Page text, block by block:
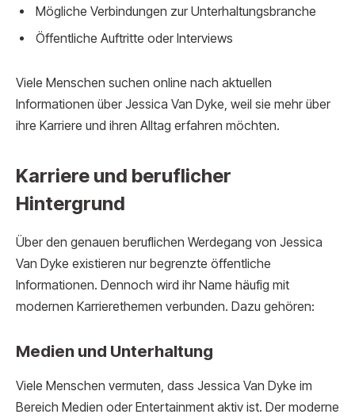
Mögliche Verbindungen zur Unterhaltungsbranche
Öffentliche Auftritte oder Interviews
Viele Menschen suchen online nach aktuellen
Informationen über Jessica Van Dyke, weil sie mehr über
ihre Karriere und ihren Alltag erfahren möchten.
Karriere und beruflicher
Hintergrund
Über den genauen beruflichen Werdegang von Jessica
Van Dyke existieren nur begrenzte öffentliche
Informationen. Dennoch wird ihr Name häufig mit
modernen Karrierethemen verbunden. Dazu gehören:
Medien und Unterhaltung
Viele Menschen vermuten, dass Jessica Van Dyke im
Bereich Medien oder Entertainment aktiv ist. Der moderne